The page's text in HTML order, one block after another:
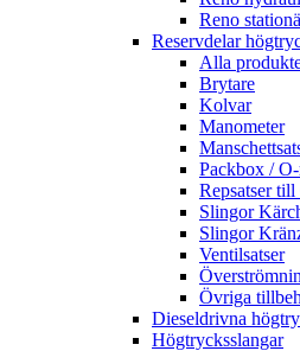
Reno
Reservdelar
Alla
Brytare
Kolvar
Manometer
Packbox /
Repsatser
Slingor
Slingor
Ventilsatser
Övriga
Dieseldrivna
Högtrycksslangar